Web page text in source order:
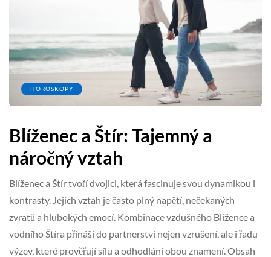
HOROSKOPY
Blíženec a Štír: Tajemný a
náročný vztah
Blíženec a Štír tvoří dvojici, která fascinuje svou dynamikou i
kontrasty. Jejich vztah je často plný napětí, nečekaných
zvratů a hlubokých emocí. Kombinace vzdušného Blížence a
vodního Štíra přináší do partnerství nejen vzrušení, ale i řadu
výzev, které prověřují sílu a odhodlání obou znamení. Obsah